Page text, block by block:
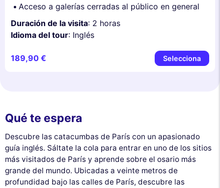
Acceso a galerías cerradas al público en general
Duración de la visita: 2 horas
Idioma del tour: Inglés
189,90 € Selecciona
Qué te espera
Descubre las catacumbas de París con un apasionado
guía inglés. Sáltate la cola para entrar en uno de los sitios
más visitados de París y aprende sobre el osario más
grande del mundo. Ubicadas a veinte metros de
profundidad bajo las calles de París, descubre las